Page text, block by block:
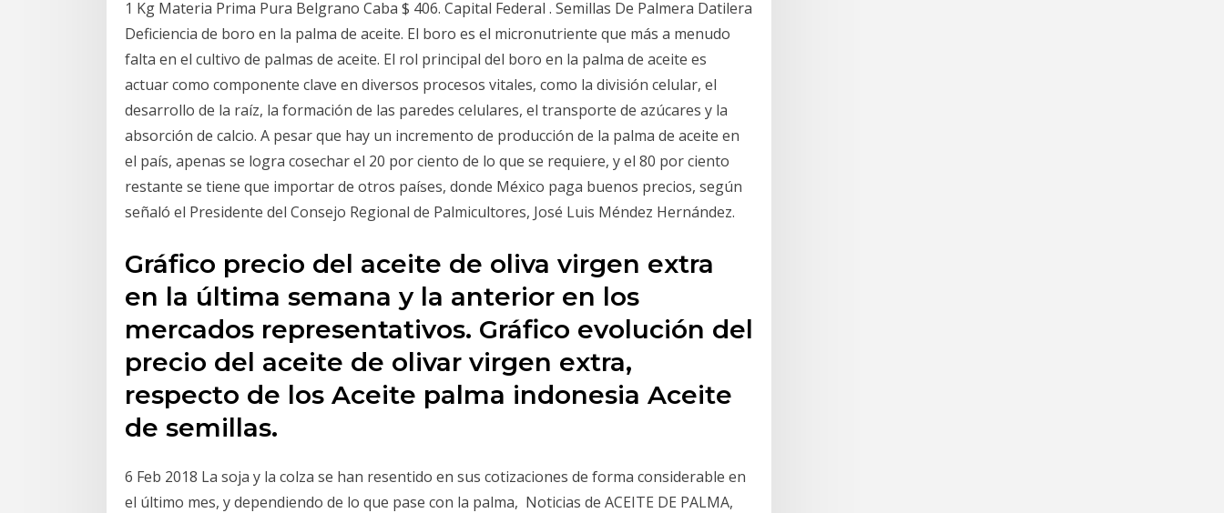
1 Kg Materia Prima Pura Belgrano Caba $ 406. Capital Federal . Semillas De Palmera Datilera
Deficiencia de boro en la palma de aceite. El boro es el micronutriente que más a menudo
falta en el cultivo de palmas de aceite. El rol principal del boro en la palma de aceite es
actuar como componente clave en diversos procesos vitales, como la división celular, el
desarrollo de la raíz, la formación de las paredes celulares, el transporte de azúcares y la
absorción de calcio. A pesar que hay un incremento de producción de la palma de aceite en
el país, apenas se logra cosechar el 20 por ciento de lo que se requiere, y el 80 por ciento
restante se tiene que importar de otros países, donde México paga buenos precios, según
señaló el Presidente del Consejo Regional de Palmicultores, José Luis Méndez Hernández.
Gráfico precio del aceite de oliva virgen extra
en la última semana y la anterior en los
mercados representativos. Gráfico evolución del
precio del aceite de olivar virgen extra,
respecto de los Aceite palma indonesia Aceite
de semillas.
6 Feb 2018 La soja y la colza se han resentido en sus cotizaciones de forma considerable en
el último mes, y dependiendo de lo que pase con la palma, Noticias de ACEITE DE PALMA,